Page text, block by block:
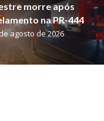
morre após
na PR-444
agosto de 2026